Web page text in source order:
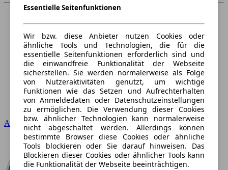
Audi
Essentielle Seitenfunktionen
Wir bzw. diese Anbieter nutzen Cookies oder
ähnliche Tools und Technologien, die für die
essentielle Seitenfunktionen erforderlich sind und
die einwandfreie Funktionalität der Webseite
sicherstellen. Sie werden normalerweise als Folge
von Nutzeraktivitäten genutzt, um wichtige
Funktionen wie das Setzen und Aufrechterhalten
von Anmeldedaten oder Datenschutzeinstellungen
zu ermöglichen. Die Verwendung dieser Cookies
bzw. ähnlicher Technologien kann normalerweise
nicht abgeschaltet werden. Allerdings können
bestimmte Browser diese Cookies oder ähnliche
Tools blockieren oder Sie darauf hinweisen. Das
Blockieren dieser Cookies oder ähnlicher Tools kann
die Funktionalität der Webseite beeinträchtigen.